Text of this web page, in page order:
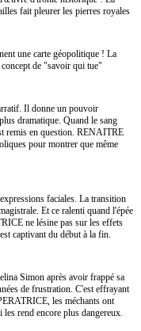
fait pleurer les pierres royales
une carte géopolitique ! La
de "savoir qui tue"
Il donne un pouvoir
dramatique. Quand le sang
remis en question. RENAITRE
pour montrer que même
faciales. La transition
Et ce ralenti quand l'épée
ne lésine pas sur les effets
captivant du début à la fin.
Simon après avoir frappé sa
de frustration. C'est effrayant
les méchants ont
rend encore plus dangereux.